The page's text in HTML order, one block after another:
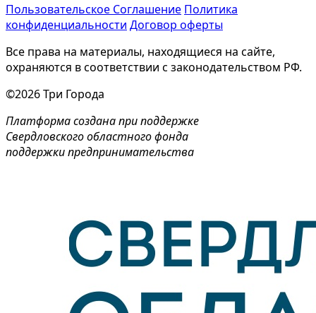
Пользовательское Соглашение Политика
конфиденциальности Договор оферты
Все права на материалы, находящиеся на сайте,
охраняются в соответствии с законодательством РФ.
©2026 Три Города
Платформа создана при поддержке
Свердловского областного фонда
поддержки предпринимательства